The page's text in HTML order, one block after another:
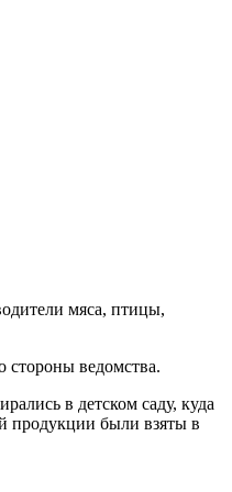
мяса, птицы,
стороны ведомства.
в детском саду, куда
продукции были взяты в